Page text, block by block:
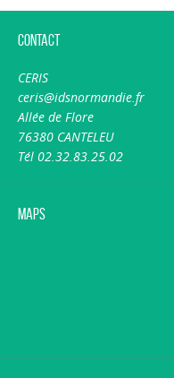
Contact
CERIS
ceris@idsnormandie.fr
Allée de Flore
76380 CANTELEU
Tél 02.32.83.25.02
Maps